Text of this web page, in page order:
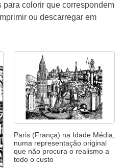
para colorir que correspondem
ou descarregar em
Paris (França) na Idade Média,
numa representação original
que não procura o realismo a
todo o custo